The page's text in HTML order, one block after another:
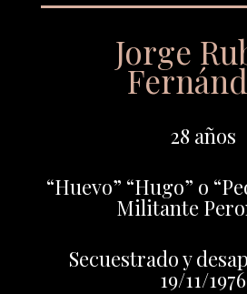
Jorge
28 años
“Huevo” “Hugo” o
Militante
Secuestrado y
19/11/1976